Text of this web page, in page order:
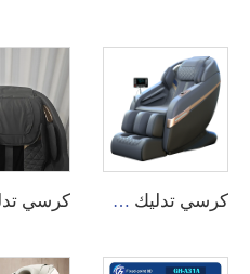
كرسي تدليك A29L ذو مسار SL الكهربائي بتقنية الشياطسو وتدليك الجسم الكامل الساخن 4D